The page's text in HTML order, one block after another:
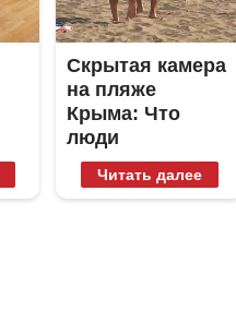
Скрытая камера
на пляже
Крыма: Что
люди
вытворяют,
когда их не
Читать далее